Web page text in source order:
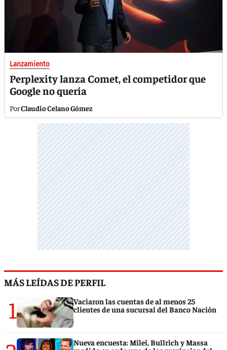
Lanzamiento
Perplexity lanza Comet, el competidor que
Google no quería
Claudio Celano Gómez
MÁS LEÍDAS DE PERFIL
1
Vaciaron las cuentas de al menos 25
clientes de una sucursal del Banco Nación
Nueva encuesta: Milei, Bullrich y Massa